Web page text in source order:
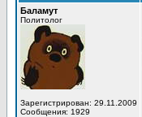
Баламут
Политолог
Зарегистрирован: 29.11.2009
Сообщения: 1929